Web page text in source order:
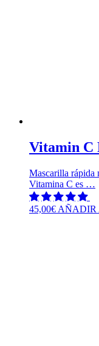
Vitamin C
Mascarilla rápida
Vitamina C es …
45,00€ AÑADIR